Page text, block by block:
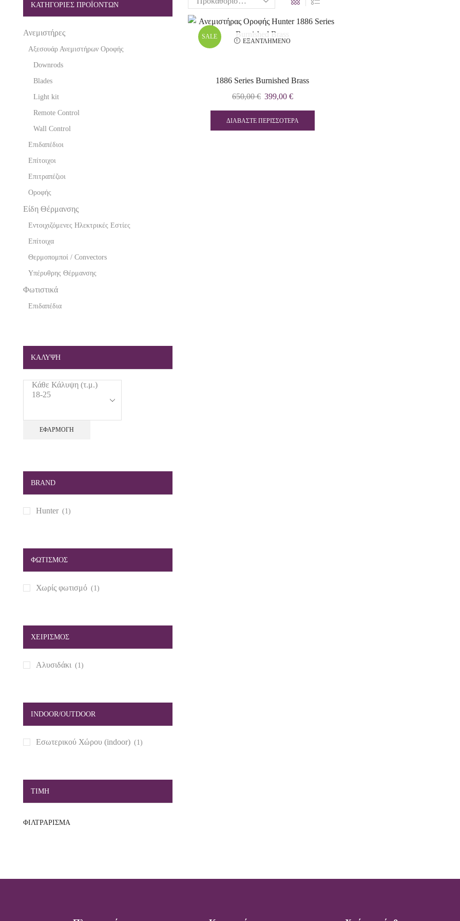
SALE
ΕΞΑΝΤΛΗΜΈΝΟ
1886 Series Burnished Brass
650,00€ 399,00 €
ΔΙΑΒΆΣΤΕ ΠΕΡΙΣΣΌΤΕΡΑ
ΚΑΤΗΓΟΡΙΕΣ ΠΡΟΪΟΝΤΩΝ
Ανεμιστήρες
Αξεσουάρ Ανεμιστήρων Οροφής
Downrods
Blades
Light kit
Remote Control
Wall Control
Επιδαπέδιοι
Επίτοιχοι
Επιτραπέζιοι
Οροφής
Είδη Θέρμανσης
Εντοιχιζόμενες Ηλεκτρικές Εστίες
Επίτοιχα
Θερμοπομποί / Convectors
Υπέρυθρης Θέρμανσης
Φωτιστικά
Επιδαπέδια
ΚΑΛΥΨΗ
ΕΦΑΡΜΟΓΉ
BRAND
Hunter (1)
ΦΩΤΙΣΜΟΣ
Χωρίς φωτισμό (1)
ΧΕΙΡΙΣΜΟΣ
Αλυσιδάκι (1)
INDOOR/OUTDOOR
Εσωτερικού Χώρου (indoor) (1)
TIMH
ΦΙΛΤΡΆΡΙΣΜΑ